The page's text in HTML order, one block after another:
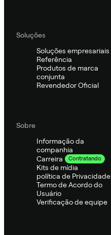
Soluções
Soluções empresariais
Referência
Produtos de marca
conjunta
Revendedor Oficial
Sobre
Informação da
companhia
Carreira
Contratando
Kits de mídia
política de Privacidade
Termo de Acordo do
Usuário
Verificação de equipe